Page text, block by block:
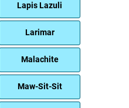
Lapis Lazuli
Larimar
Malachite
Maw-Sit-Sit